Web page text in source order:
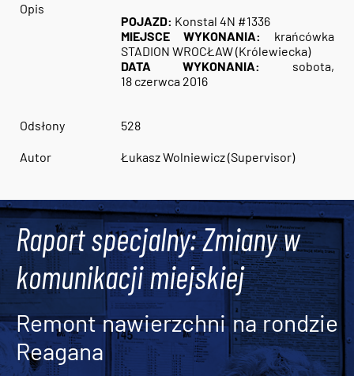
Opis
POJAZD: Konstal 4N #1336
MIEJSCE WYKONANIA:
krańcówka
STADION WROCŁAW (Królewiecka)
DATA WYKONANIA:
sobota,
18 czerwca 2016
Odsłony 528
Autor Łukasz Wolniewicz (Supervisor)
Raport specjalny: Zmiany w
komunikacji miejskiej
Remont nawierzchni na rondzie
Reagana